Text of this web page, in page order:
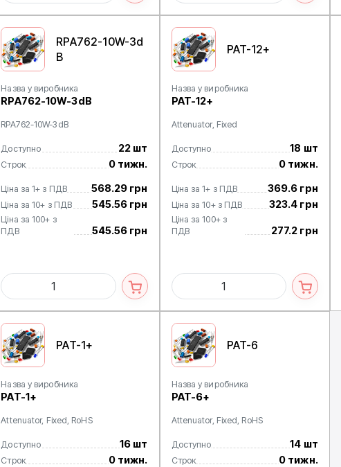
RPA762-10W-3d
B
Назва у виробника
RPA762-10W-3dB
RPA762-10W-3dB
Доступно 22 шт
Строк 0 тижн.
Ціна за 1+ з ПДВ 568.29 грн
Ціна за 10+ з ПДВ 545.56 грн
Ціна за 100+ з
ПДВ
545.56 грн
PAT-12+
Назва у виробника
PAT-12+
Attenuator, Fixed
Доступно 18 шт
Строк 0 тижн.
Ціна за 1+ з ПДВ 369.6 грн
Ціна за 10+ з ПДВ 323.4 грн
Ціна за 100+ з
ПДВ
277.2 грн
PAT-1+
Назва у виробника
PAT-1+
Attenuator, Fixed, RoHS
Доступно 16 шт
Строк 0 тижн.
PAT-6
Назва у виробника
PAT-6+
Attenuator, Fixed, RoHS
Доступно 14 шт
Строк 0 тижн.